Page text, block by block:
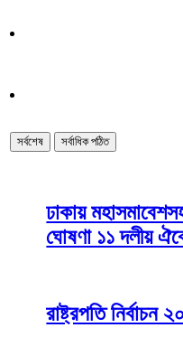
সর্বশেষ সর্বাধিক পঠিত
ঢাকায়
ঘোষণা ১১ দলীয়
রাষ্ট্রপতি নির্বাচন